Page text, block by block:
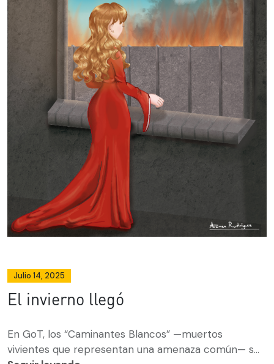
Julio 14, 2025
El invierno llegó
En GoT, los “Caminantes Blancos” —muertos
vivientes que representan una amenaza común— s...